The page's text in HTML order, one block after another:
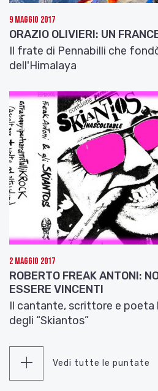
9 Maggio 2017
ORAZIO OLIVIERI: UN
Il frate di Pennabilli che
dell'Himalaya
2 Maggio 2017
ROBERTO FREAK ANTONI:
ESSERE VINCENTI
Il cantante, scrittore e poeta
degli “Skiantos”
Vedi tutte le puntate